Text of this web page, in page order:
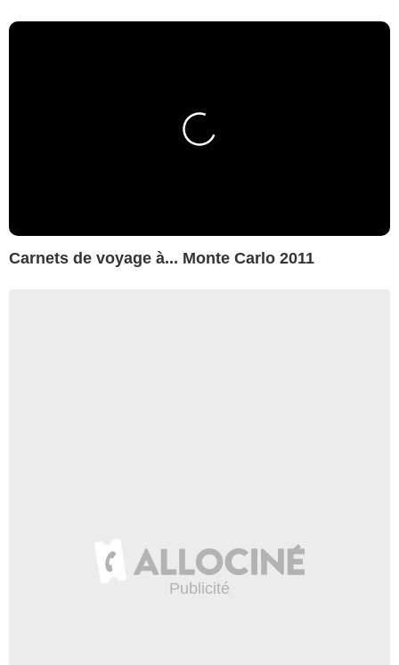
Carnets de voyage à... Monte Carlo 2011